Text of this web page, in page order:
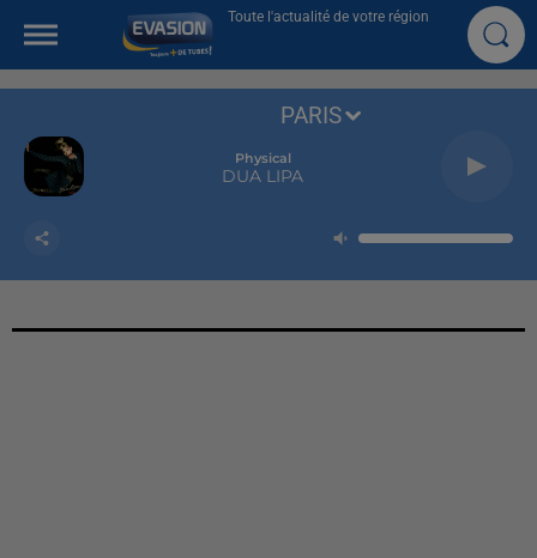
Toute l'actualité de votre région
Physical
DUA LIPA
PARIS